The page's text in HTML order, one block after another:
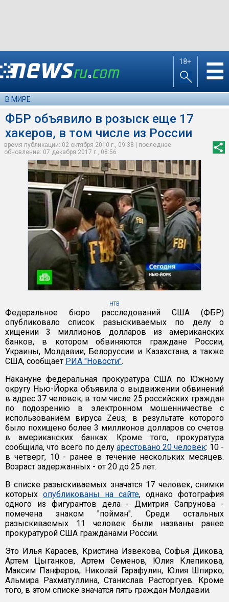
18+ ☰
В МИРЕ
ФБР объявило в розыск еще 17
хакеров, в том числе из России
время публикации: 02 октября 2010 г., 09:38 | последнее
обновление: 07 декабря 2017 г., 08:56
НТВ
Федеральное бюро расследований США (ФБР)
опубликовало список разыскиваемых по делу о
хищении 3 миллионов долларов из американских
банков, в котором обвиняются граждане России,
Украины, Молдавии, Белоруссии и Казахстана, а также
США, сообщает РИА "Новости".
Накануне федеральная прокуратура США по Южному
округу Нью-Йорка объявила о выдвижении обвинений
в адрес 37 человек, в том числе 25 российских граждан
по подозрению в электронном мошенничестве с
использованием вируса Zeus, в результате которого
было похищено более 3 миллионов долларов со счетов
в американских банках. Кроме того, прокуратура
сообщила, что всего по делу арестовано 20 человек: 10 -
в четверг, 10 - ранее в течение нескольких месяцев.
Возраст задержанных - от 20 до 25 лет.
В списке разыскиваемых значатся 17 человек, снимки
которых опубликованы на сайте, однако фотография
одного из фигурантов дела - Дмитрия Сапрунова -
помечена знаком "пойман". Среди остальных
разыскиваемых 11 человек были названы ранее
прокуратурой США гражданами России.
Это Илья Карасев, Кристина Извекова, Софья Дикова,
Артем Цыганков, Артем Семенов, Юлия Клепикова,
Максим Панферов, Николай Гарафулин, Юлия Шпирко,
Альмира Рахматуллина, Станислав Расторгуев. Кроме
того, в этом списке значатся пять граждан Молдавии.